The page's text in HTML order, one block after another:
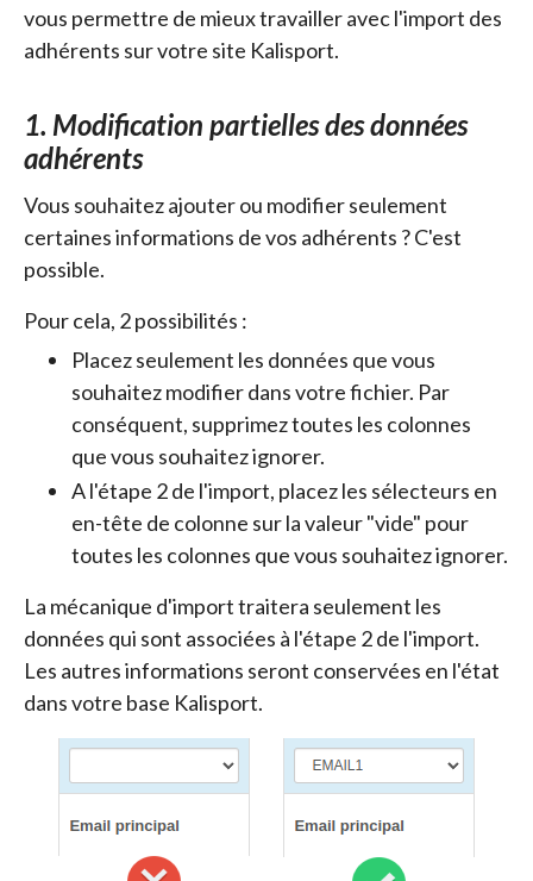
vous permettre de mieux travailler avec l'import des
adhérents sur votre site Kalisport.
1. Modification partielles des données
adhérents
Vous souhaitez ajouter ou modifier seulement
certaines informations de vos adhérents ? C'est
possible.
Pour cela, 2 possibilités :
Placez seulement les données que vous
souhaitez modifier dans votre fichier. Par
conséquent, supprimez toutes les colonnes
que vous souhaitez ignorer.
A l'étape 2 de l'import, placez les sélecteurs en
en-tête de colonne sur la valeur "vide" pour
toutes les colonnes que vous souhaitez ignorer.
La mécanique d'import traitera seulement les
données qui sont associées à l'étape 2 de l'import.
Les autres informations seront conservées en l'état
dans votre base Kalisport.